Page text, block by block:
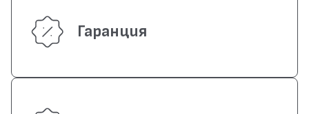
Гаранция